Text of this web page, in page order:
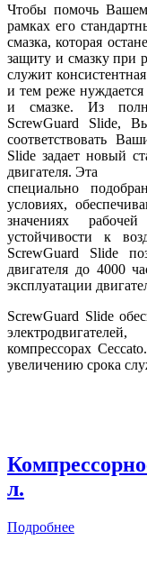
Чтобы помочь
рамках его
смазка, которая
защиту и смазку при
служит
и тем реже
и смазке. Из
ScrewGuard Slide,
соответствовать
Slide задает новый
двигателя. Эта
специально
условиях,
значениях
устойчивости к
ScrewGuard Slide
двигателя до 4000
эксплуатации
ScrewGuard Slide
компрессорах
увеличению срока
л.
Подробнее